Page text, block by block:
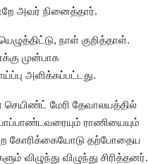
அவர் நினைத்தார்.
நாள் குறித்தாள்.
முன்பாக
அளிக்கப்பட்டது.
மேரி தேவாலயத்தில்
ராணியையும்
கோரிக்கையோடு தற்போதைய
விழுந்து விழுந்து சிரித்தனர்.